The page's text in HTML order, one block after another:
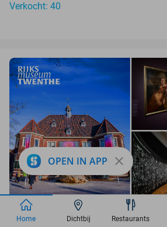
Verkocht: 40
Entree voor Rijksmuseum
OPEN IN APP close
Home Dichtbij Restaurants